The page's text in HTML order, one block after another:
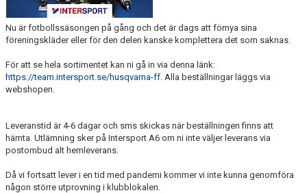
INTERSPORT
ISSA ISKANDERS MINNESFOND
BOKA DIN HEMMAVINSTLOTT SMIDIGT HÄR
BLÅ TRÅDEN
Nu är fotbollssäsongen på gång och det är dags att förnya sina
föreningskläder eller för den delen kanske komplettera det som saknas.
För att se hela sortimentet kan ni gå in via denna länk:
https://team.intersport.se/husqvarna-ff. Alla beställningar läggs via
webshopen.
Leveranstid är 4-6 dagar och sms skickas när beställningen finns att
hämta. Utlämning sker på Intersport A6 om ni inte väljer leverans via
postombud alt hemleverans.
Då vi fortsatt lever i en tid med pandemi kommer vi inte kunna genomföra
någon större utprovning i klubblokalen.